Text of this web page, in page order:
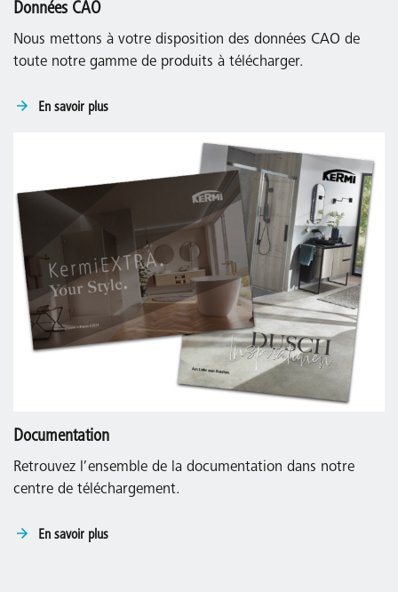
Données CAO
Nous mettons à votre disposition des données CAO de
toute notre gamme de produits à télécharger.
En savoir plus
Documentation
Retrouvez l’ensemble de la documentation dans notre
centre de téléchargement.
En savoir plus